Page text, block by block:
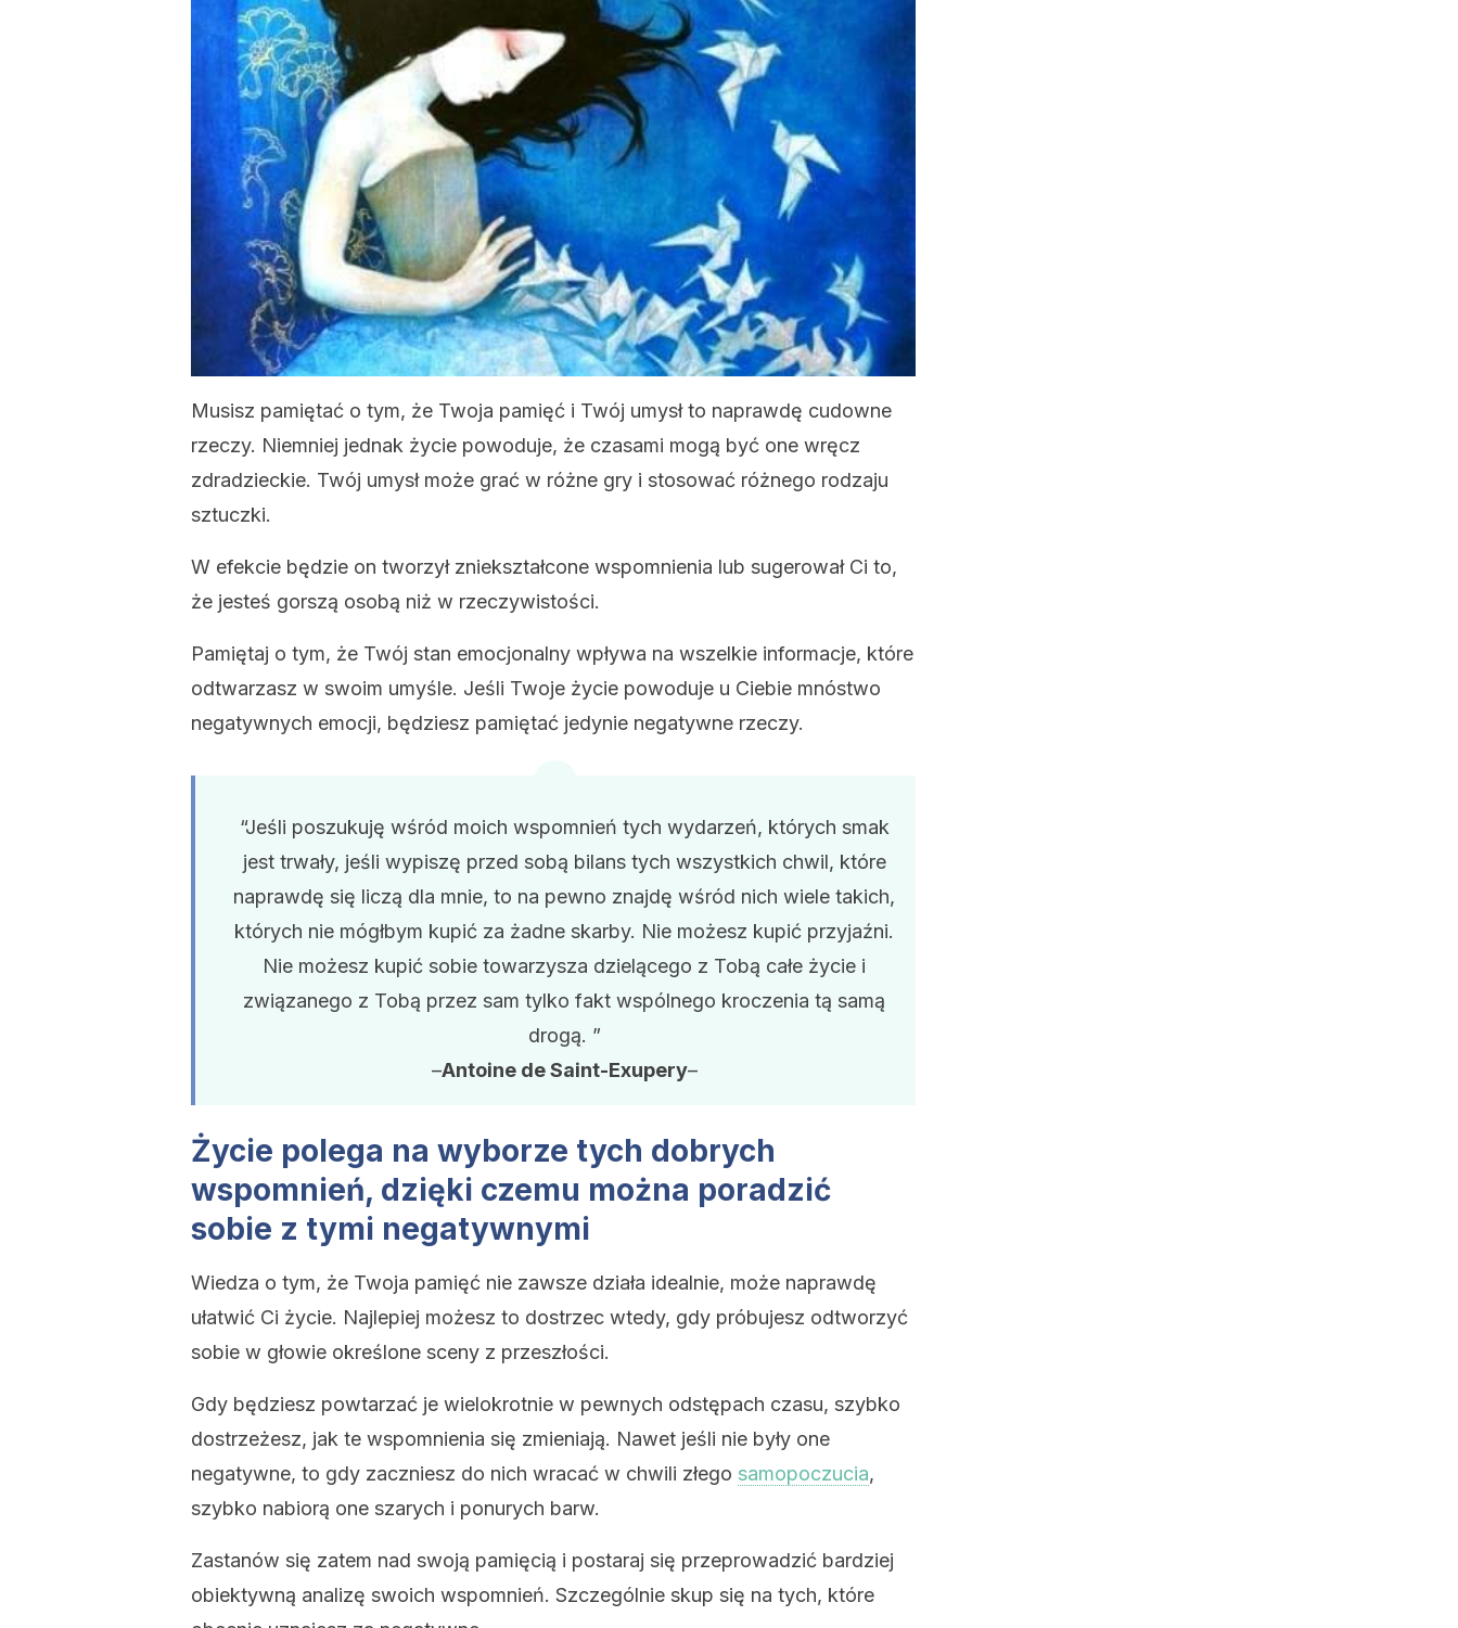
Musisz pamiętać o tym, że Twoja pamięć i Twój umysł to naprawdę cudowne
rzeczy. Niemniej jednak życie powoduje, że czasami mogą być one wręcz
zdradzieckie. Twój umysł może grać w różne gry i stosować różnego rodzaju
sztuczki.
W efekcie będzie on tworzył zniekształcone wspomnienia lub sugerował Ci to,
że jesteś gorszą osobą niż w rzeczywistości.
Pamiętaj o tym, że Twój stan emocjonalny wpływa na wszelkie informacje, które
odtwarzasz w swoim umyśle. Jeśli Twoje życie powoduje u Ciebie mnóstwo
negatywnych emocji, będziesz pamiętać jedynie negatywne rzeczy.
“Jeśli poszukuję wśród moich wspomnień tych wydarzeń, których smak
jest trwały, jeśli wypiszę przed sobą bilans tych wszystkich chwil, które
naprawdę się liczą dla mnie, to na pewno znajdę wśród nich wiele takich,
których nie mógłbym kupić za żadne skarby. Nie możesz kupić przyjaźni.
Nie możesz kupić sobie towarzysza dzielącego z Tobą całe życie i
związanego z Tobą przez sam tylko fakt wspólnego kroczenia tą samą
drogą. ”
–Antoine de Saint-Exupery–
Życie polega na wyborze tych dobrych
wspomnień, dzięki czemu można poradzić
sobie z tymi negatywnymi
Wiedza o tym, że Twoja pamięć nie zawsze działa idealnie, może naprawdę
ułatwić Ci życie. Najlepiej możesz to dostrzec wtedy, gdy próbujesz odtworzyć
sobie w głowie określone sceny z przeszłości.
Gdy będziesz powtarzać je wielokrotnie w pewnych odstępach czasu, szybko
dostrzeżesz, jak te wspomnienia się zmieniają. Nawet jeśli nie były one
negatywne, to gdy zaczniesz do nich wracać w chwili złego samopoczucia,
szybko nabiorą one szarych i ponurych barw.
Zastanów się zatem nad swoją pamięcią i postaraj się przeprowadzić bardziej
obiektywną analizę swoich wspomnień. Szczególnie skup się na tych, które